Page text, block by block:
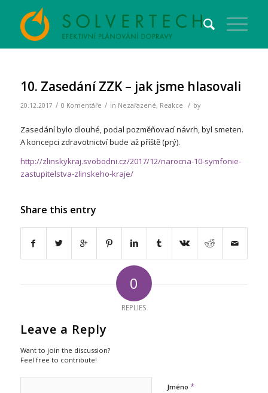
10. Zasedání ZZK – jak jsme hlasovali
20.12.2017 / 0 Komentáře / in Nezařazené, Reakce / by
Zasedání bylo dlouhé, podal pozměňovací návrh, byl smeten.
A koncepci zdravotnictví bude až příště (prý).
http://zlinskykraj.svobodni.cz/2017/12/narocna-10-symfonie-
zastupitelstva-zlinskeho-kraje/
Share this entry
0
REPLIES
Leave a Reply
Want to join the discussion?
Feel free to contribute!
Jméno *